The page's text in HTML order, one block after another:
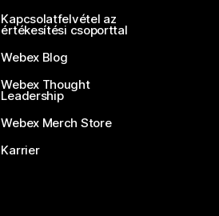
Kapcsolatfelvétel az
értékesítési csoporttal
Webex Blog
Webex Thought
Leadership
Webex Merch Store
Karrier